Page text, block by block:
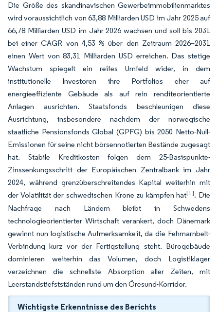
Die Größe des skandinavischen Gewerbeimmobilienmarktes
wird voraussichtlich von 63,88 Milliarden USD im Jahr 2025 auf
66,78 Milliarden USD im Jahr 2026 wachsen und soll bis 2031
bei einer CAGR von 4,53 % über den Zeitraum 2026–2031
einen Wert von 83,31 Milliarden USD erreichen. Das stetige
Wachstum spiegelt ein reifes Umfeld wider, in dem
institutionelle Investoren ihre Portfolios eher auf
energieeffiziente Gebäude als auf rein renditeorientierte
Anlagen ausrichten. Staatsfonds beschleunigen diese
Ausrichtung, insbesondere nachdem der norwegische
staatliche Pensionsfonds Global (GPFG) bis 2050 Netto-Null-
Emissionen für seine nicht börsennotierten Bestände zugesagt
hat. Stabile Kreditkosten folgen dem 25-Basispunkte-
Zinssenkungsschritt der Europäischen Zentralbank im Jahr
2024, während grenzüberschreitendes Kapital weiterhin mit
der Volatilität der schwedischen Krone zu kämpfen hat[1]. Die
Nachfrage nach Ländern bleibt in Schwedens
technologieorientierter Wirtschaft verankert, doch Dänemark
gewinnt nun logistische Aufmerksamkeit, da die Fehmarnbelt-
Verbindung kurz vor der Fertigstellung steht. Bürogebäude
dominieren weiterhin das Volumen, doch Logistiklager
verzeichnen die schnellste Absorption aller Zeiten, mit
Leerstandstiefstständen rund um den Öresund-Korridor.
Wichtigste Erkenntnisse des Berichts